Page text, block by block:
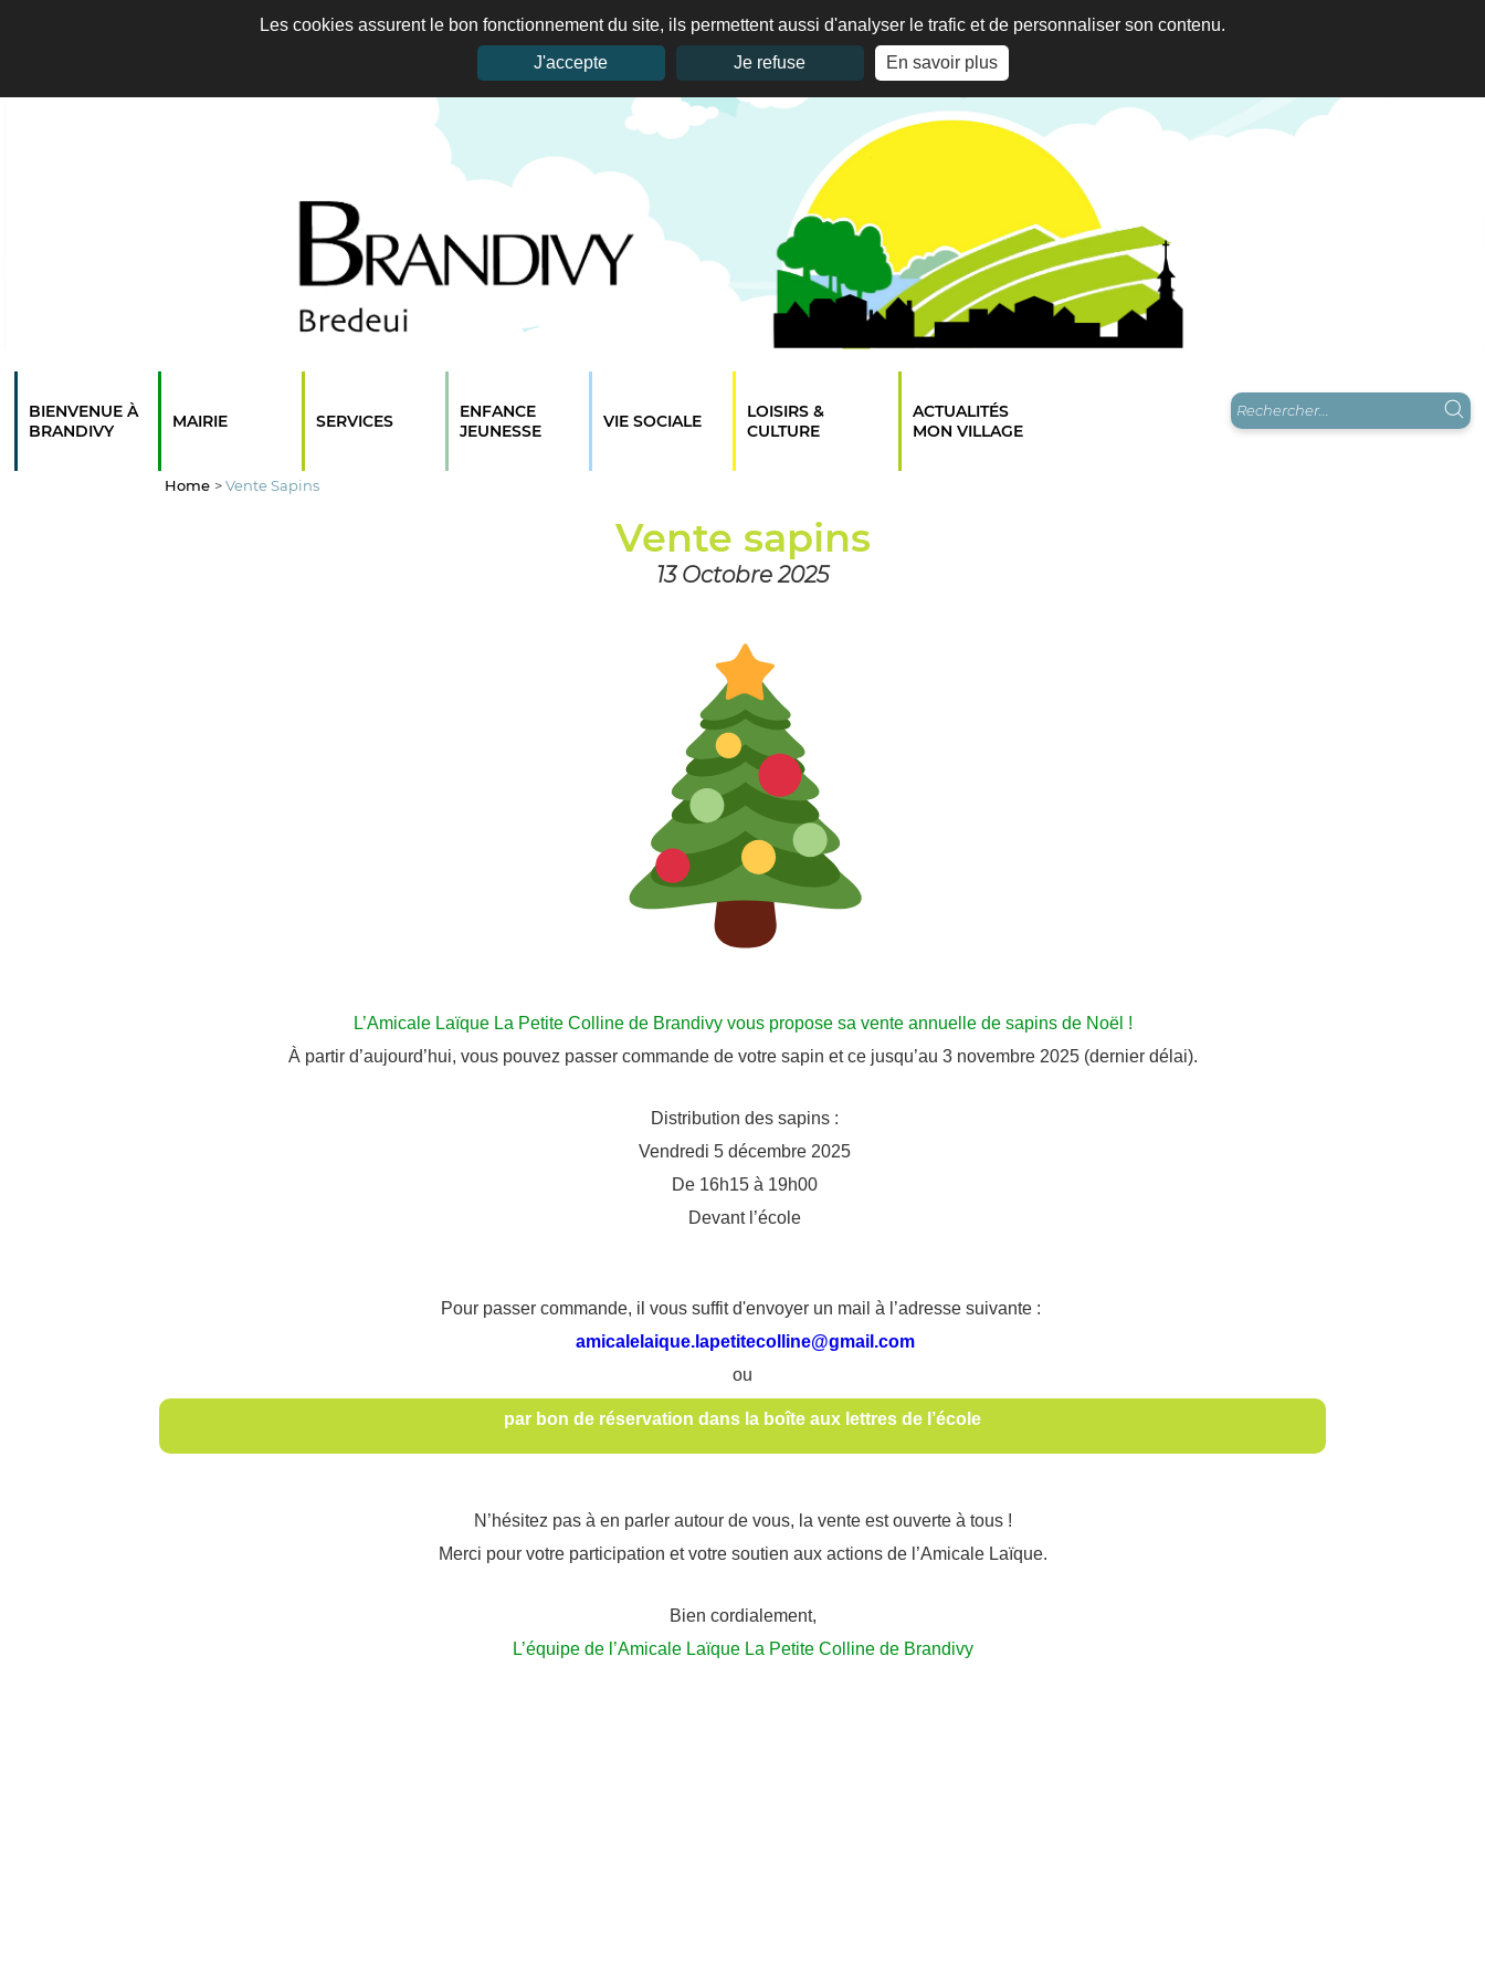
Les cookies assurent le bon fonctionnement du site, ils permettent aussi d'analyser le trafic et de personnaliser son contenu.
J'accepte
Je refuse En savoir plus
BIENVENUE À
BRANDIVY
MAIRIE SERVICES
ENFANCE
JEUNESSE
VIE SOCIALE
LOISIRS &
CULTURE
ACTUALITÉS
MON VILLAGE
Home >Vente Sapins
Vente sapins
13 Octobre 2025
L’Amicale Laïque La Petite Colline de Brandivy vous propose sa vente annuelle de sapins de Noël !
À partir d’aujourd’hui, vous pouvez passer commande de votre sapin et ce jusqu’au 3 novembre 2025 (dernier délai).
Distribution des sapins :
Vendredi 5 décembre 2025
De 16h15 à 19h00
Devant l’école
Pour passer commande, il vous suffit d'envoyer un mail à l’adresse suivante :
amicalelaique.lapetitecolline@gmail.com
ou
par bon de réservation dans la boîte aux lettres de l’école
N’hésitez pas à en parler autour de vous, la vente est ouverte à tous !
Merci pour votre participation et votre soutien aux actions de l’Amicale Laïque.
Bien cordialement,
L’équipe de l’Amicale Laïque La Petite Colline de Brandivy